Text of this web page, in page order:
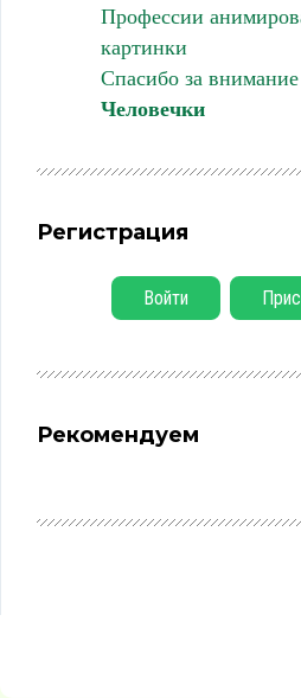
Профессии
картинки
Спасибо за внимание
Человечки
Регистрация
Войти
Рекомендуем